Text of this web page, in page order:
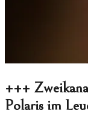
+++
Polaris im